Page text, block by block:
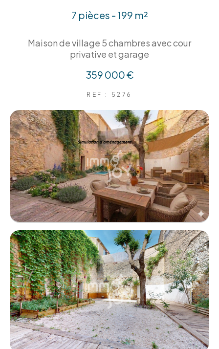
7 pièces - 199 m²
Maison de village 5 chambres avec cour
privative et garage
359 000 €
REF : 5276